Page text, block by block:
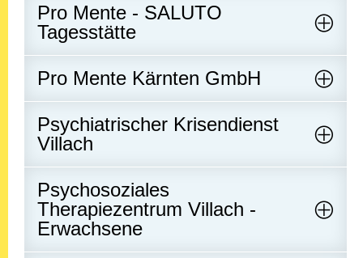
Pro Mente - SALUTO
Tagesstätte
Pro Mente Kärnten GmbH
Psychiatrischer Krisendienst
Villach
Psychosoziales
Therapiezentrum Villach -
Erwachsene